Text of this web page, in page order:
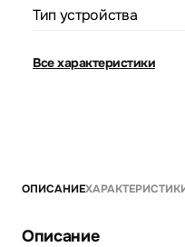
Тип устройства
Все характеристики
ОПИСАНИЕ
Описание